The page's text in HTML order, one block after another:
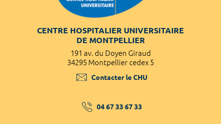
CENTRE HOSPITALIER UNIVERSITAIRE
DE MONTPELLIER
191 av. du Doyen Giraud
34295 Montpellier cedex 5
Contacter le CHU
04 67 33 67 33